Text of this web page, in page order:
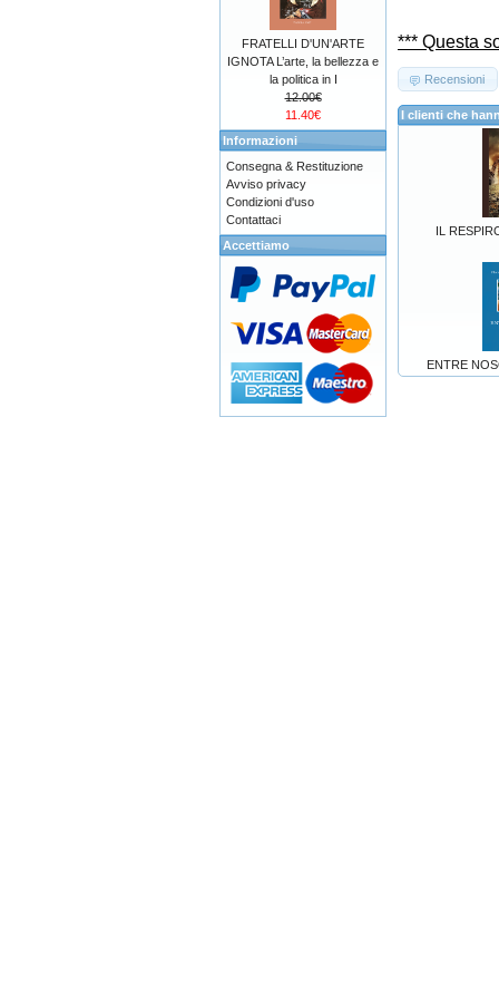
*** Questa
Recensioni
I clienti che
IL
ENTRE
FRATELLI D'UN'ARTE
IGNOTA L’arte, la bellezza e
la politica in I
12.00€
11.40€
Informazioni
Consegna & Restituzione
Avviso privacy
Condizioni d'uso
Contattaci
Accettiamo